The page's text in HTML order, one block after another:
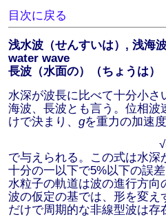
目次に戻る
浅水波（せんすいは）, 浅
water wave
長波（水面の）（ちょうは
水深が波長に比べて十分小
海波、長波とも言う。位相
けで決まり、 gを重力の加速度
で与えられる。この式は水
十分の一以下で5%以下の誤
水粒子の軌道は波の進行方
波の仮定の基では、形を変
だけで周期的な非線型波は存